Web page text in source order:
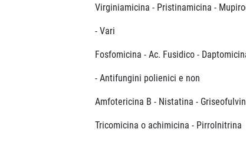
Virginiamicina - Pristinamicina -
- Vari
Fosfomicina - Ac. Fusidico -
- Antifungini polienici e non
Amfotericina B - Nistatina -
Tricomicina o achimicina - Pirrolnitrina